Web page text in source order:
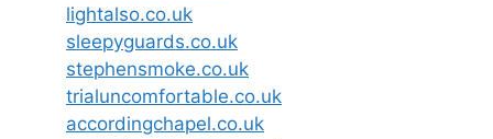
lightalso.co.uk
sleepyguards.co.uk
stephensmoke.co.uk
trialuncomfortable.co.uk
accordingchapel.co.uk